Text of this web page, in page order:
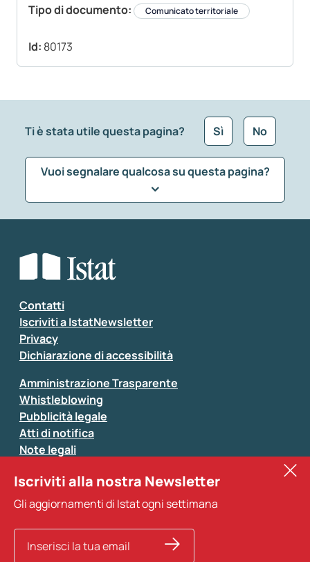
Tipo di documento: Comunicato territoriale
Id: 80173
Ti è stata utile questa pagina? Sì No
Vuoi segnalare qualcosa su questa pagina?
Seleziona la tipologia della segnalazione
Inserisci il tuo commento
Si prega di non fornire dati di natura personale (ad
esempio dati di contatto). Per ogni altra comunicazione
e per richiedere dati, pubblicazioni, file di microdati,
Contatti
Iscriviti a IstatNewsletter
Privacy
Dichiarazione di accessibilità
Amministrazione Trasparente
Whistleblowing
Pubblicità legale
Atti di notifica
Note legali
Sistan
Altri servizi
Iscriviti alla nostra Newsletter
Gli aggiornamenti di Istat ogni settimana